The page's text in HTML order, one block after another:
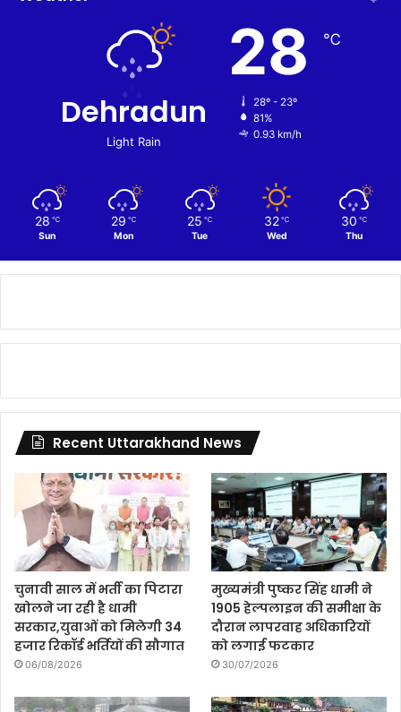
Dehradun
Light Rain
28 ℃
28º - 23º
81%
0.93 km/h
28 ℃
Sun
29 ℃
Mon
25 ℃
Tue
32 ℃
Wed
30 ℃
Thu
Recent Uttarakhand News
चुनावी साल में भर्ती का पिटारा
खोलने जा रही है धामी
सरकार,युवाओं को मिलेगी 34
हजार रिकॉर्ड भर्तियों की सौगात
06/08/2026
मुख्यमंत्री पुष्कर सिंह धामी ने
1905 हेल्पलाइन की समीक्षा के
दौरान लापरवाह अधिकारियों
को लगाई फटकार
30/07/2026